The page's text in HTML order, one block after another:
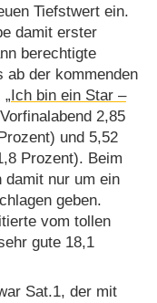
Tiefstwert ein.
damit erster
berechtigte
ab der kommenden
„Ich bin ein Star –
2,85
und 5,52
Prozent). Beim
damit nur um ein
geben.
vom tollen
gute 18,1
Sat.1, der mit